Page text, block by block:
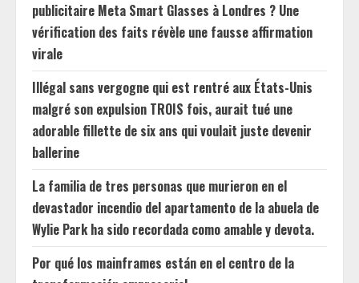
publicitaire Meta Smart Glasses à Londres ? Une
vérification des faits révèle une fausse affirmation
virale
Illégal sans vergogne qui est rentré aux États-Unis
malgré son expulsion TROIS fois, aurait tué une
adorable fillette de six ans qui voulait juste devenir
ballerine
La familia de tres personas que murieron en el
devastador incendio del apartamento de la abuela de
Wylie Park ha sido recordada como amable y devota.
Por qué los mainframes están en el centro de la